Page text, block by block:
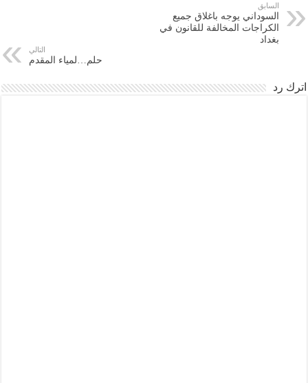
السابق
السوداني يوجه باغلاق جميع
الكراجات المخالفة للقانون في
بغداد
التالي
حلم…لمياء المقدم
اترك رد